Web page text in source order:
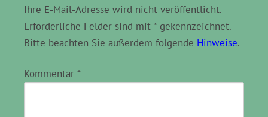
Ihre E-Mail-Adresse wird nicht veröffentlicht.
Erforderliche Felder sind mit * gekennzeichnet.
Bitte beachten Sie außerdem folgende Hinweise.
Kommentar *